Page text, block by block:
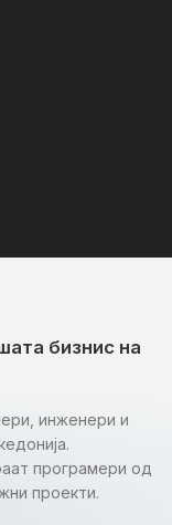
бизнис на
инженери и
програмери од
проекти.